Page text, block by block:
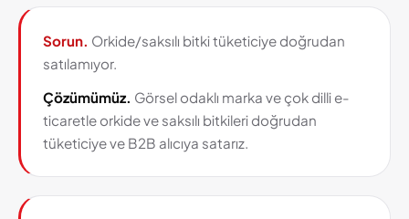
Sorun. Orkide/saksılı bitki tüketiciye doğrudan
satılamıyor.
Çözümümüz. Görsel odaklı marka ve çok dilli e-
ticaretle orkide ve saksılı bitkileri doğrudan
tüketiciye ve B2B alıcıya satarız.